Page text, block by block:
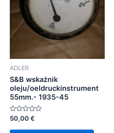
ADLER
S&B wskażnik
oleju/oeldruckinstrument
55mm.- 1935-45
Oceniono
na
50,00€